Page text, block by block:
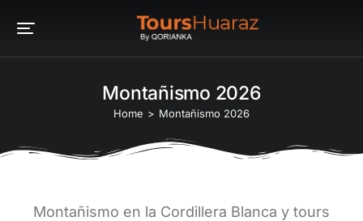
Montañismo 2026
Home Montañismo 2026
Montañismo en la Cordillera Blanca y tours